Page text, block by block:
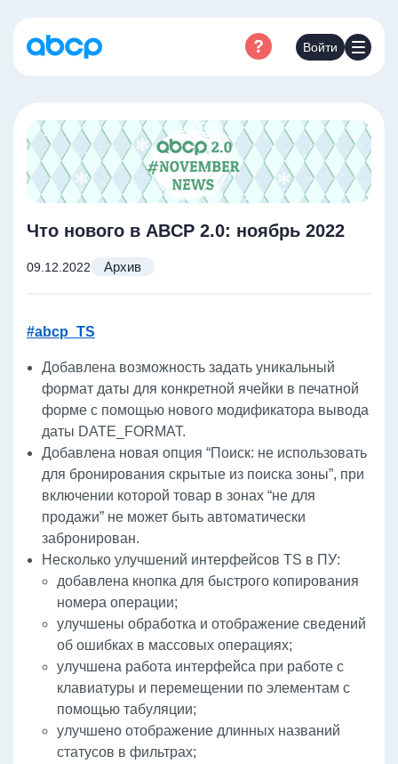
Войти
Что нового в ABCP 2.0: ноябрь 2022
09.12.2022 Архив
#abcp_TS
Добавлена возможность задать уникальный
формат даты для конкретной ячейки в печатной
форме с помощью нового модификатора вывода
даты DATE_FORMAT.
Добавлена новая опция “Поиск: не использовать
для бронирования скрытые из поиска зоны”, при
включении которой товар в зонах “не для
продажи” не может быть автоматически
забронирован.
Несколько улучшений интерфейсов TS в ПУ:
добавлена кнопка для быстрого копирования
номера операции;
улучшены обработка и отображение сведений
об ошибках в массовых операциях;
улучшена работа интерфейса при работе с
клавиатуры и перемещении по элементам с
помощью табуляции;
улучшено отображение длинных названий
статусов в фильтрах;